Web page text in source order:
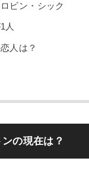
ビン・シック
人
人は？
の現在は？